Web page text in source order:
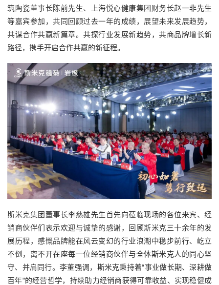
筑陶瓷董事长陈前先生、上海悦心健康集团财务长赵一非先生
等嘉宾参加，共同回顾过去一年的成绩，展望未来发展趋势，
共谋合作共赢新篇章。共探行业发展新趋势，共商品牌增长新
路径，携手开启合作共赢的新征程。
斯米克集团董事长李慈雄先生首先向莅临现场的各位来宾、经
销商伙伴们表示欢迎与诚挚的感谢，回顾斯米克三十余年的发
展历程，感慨品牌能在风云变幻的行业浪潮中稳步前行、屹立
不倒，离不开在座每一位经销商伙伴与全体斯米克人的同心坚
守、并肩同行。李董强调，斯米克秉持着“事业做长期、深耕做
百年”的经营哲学，持续助力经销商获得可靠收益、实现稳健成